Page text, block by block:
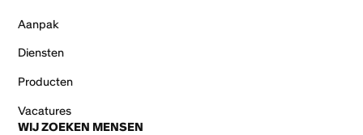
Aanpak
Diensten
Producten
Vacatures
WIJ ZOEKEN MENSEN